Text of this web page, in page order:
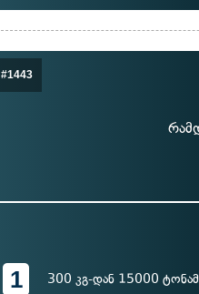
#1443
1 300 კგ-დან 15000